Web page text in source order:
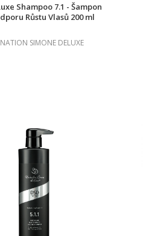
Shampoo 7.1 - Šampon
Růstu Vlasů 200 ml
SIMONE DELUXE